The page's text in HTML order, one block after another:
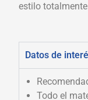
estilo
Datos de
Todo el